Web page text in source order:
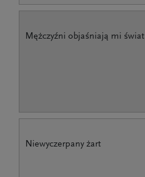
Mężczyźni objaśniają mi świat
Niewyczerpany żart